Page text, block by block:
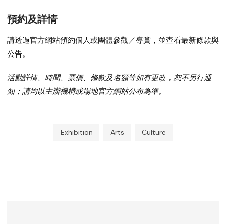
預約及詳情
請透過官方網站預約個人或團體參觀／導賞，並查看最新條款與
公告。
活動詳情、時間、票價、條款及名額等如有更改，恕不另行通
知；請均以主辦機構或場地官方網站公布為準。
Exhibition Arts Culture